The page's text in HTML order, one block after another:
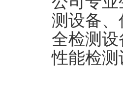
测设备
全检测
性能检